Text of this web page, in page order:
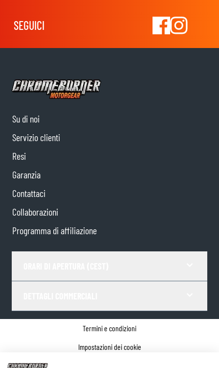
SEGUICI
Su di noi
Servizio clienti
Resi
Garanzia
Contattaci
Collaborazioni
Programma di affiliazione
Termini e condizioni
Impostazioni dei cookie